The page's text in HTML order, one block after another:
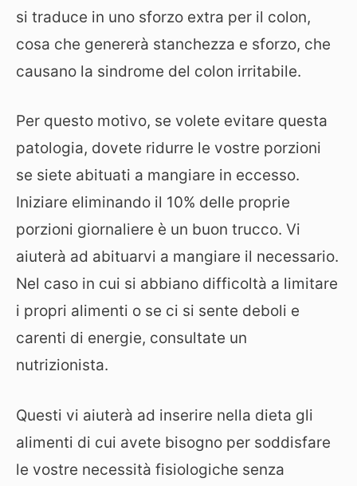
si traduce in uno sforzo extra per il colon,
cosa che genererà stanchezza e sforzo, che
causano la sindrome del colon irritabile.
Per questo motivo, se volete evitare questa
patologia, dovete ridurre le vostre porzioni
se siete abituati a mangiare in eccesso.
Iniziare eliminando il 10% delle proprie
porzioni giornaliere è un buon trucco. Vi
aiuterà ad abituarvi a mangiare il necessario.
Nel caso in cui si abbiano difficoltà a limitare
i propri alimenti o se ci si sente deboli e
carenti di energie, consultate un
nutrizionista.
Questi vi aiuterà ad inserire nella dieta gli
alimenti di cui avete bisogno per soddisfare
le vostre necessità fisiologiche senza